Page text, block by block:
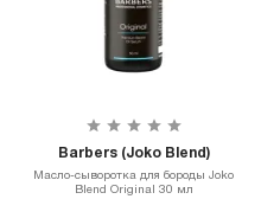
Barbers (Joko Blend)
Масло-сыворотка для бороды Joko
Blend Original 30 мл